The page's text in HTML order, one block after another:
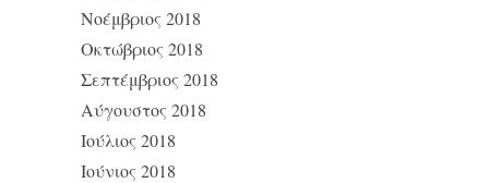
Νοέμβριος 2018
Οκτώβριος 2018
Σεπτέμβριος 2018
Αύγουστος 2018
Ιούλιος 2018
Ιούνιος 2018